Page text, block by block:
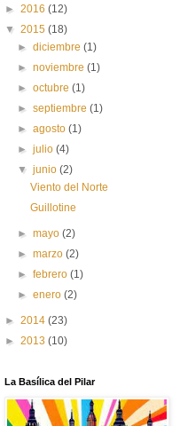
► 2016 (12)
▼ 2015 (18)
► diciembre (1)
► noviembre (1)
► octubre (1)
► septiembre (1)
► agosto (1)
► julio (4)
▼ junio (2)
Viento del Norte
Guillotine
► mayo (2)
► marzo (2)
► febrero (1)
► enero (2)
► 2014 (23)
► 2013 (10)
La Basílica del Pilar